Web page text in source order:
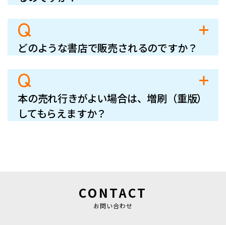
Q
どのような書店で販売されるのですか？
Q
本の売れ行きがよい場合は、増刷（重版）
してもらえますか？
CONTACT
お問い合わせ